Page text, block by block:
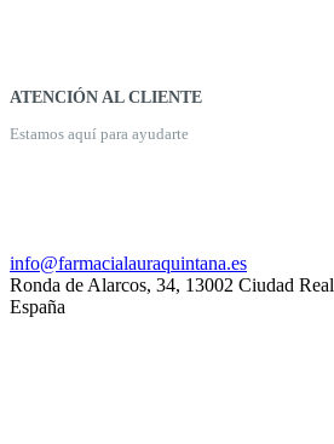
ATENCIÓN AL CLIENTE
Estamos aquí para ayudarte
info@farmacialauraquintana.es
Ronda de Alarcos, 34, 13002 Ciudad Real
España